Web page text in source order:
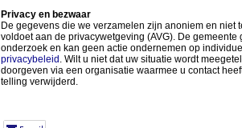
Privacy en bezwaar
De gegevens die we verzamelen zijn anoniem en niet
voldoet aan de privacywetgeving (AVG). De
onderzoek en kan geen actie ondernemen op
privacybeleid . Wilt u niet dat uw situatie wordt
doorgeven via een organisatie waarmee u contact
telling verwijderd.